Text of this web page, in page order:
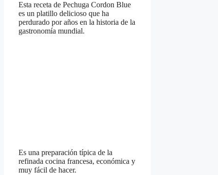
Esta receta de Pechuga Cordon Blue
es un platillo delicioso que ha
perdurado por años en la historia de la
gastronomía mundial.
Es una preparación típica de la
refinada cocina francesa, económica y
muy fácil de hacer.